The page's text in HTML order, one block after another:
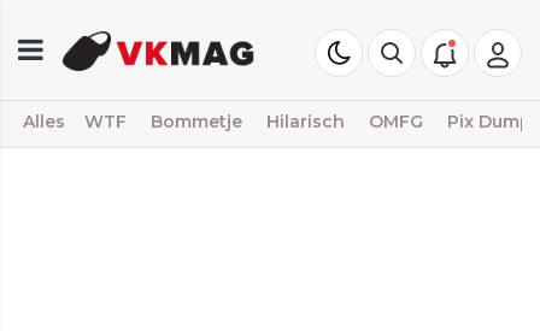
Alles WTF Bommetje Hilarisch OMFG Pix Dump